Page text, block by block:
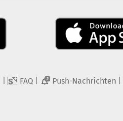
FAQ 2 Push-Nachrichten